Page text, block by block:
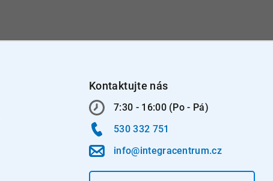
Kontaktujte nás
7:30 - 16:00 (Po - Pá)
530 332 751
info@integracentrum.cz